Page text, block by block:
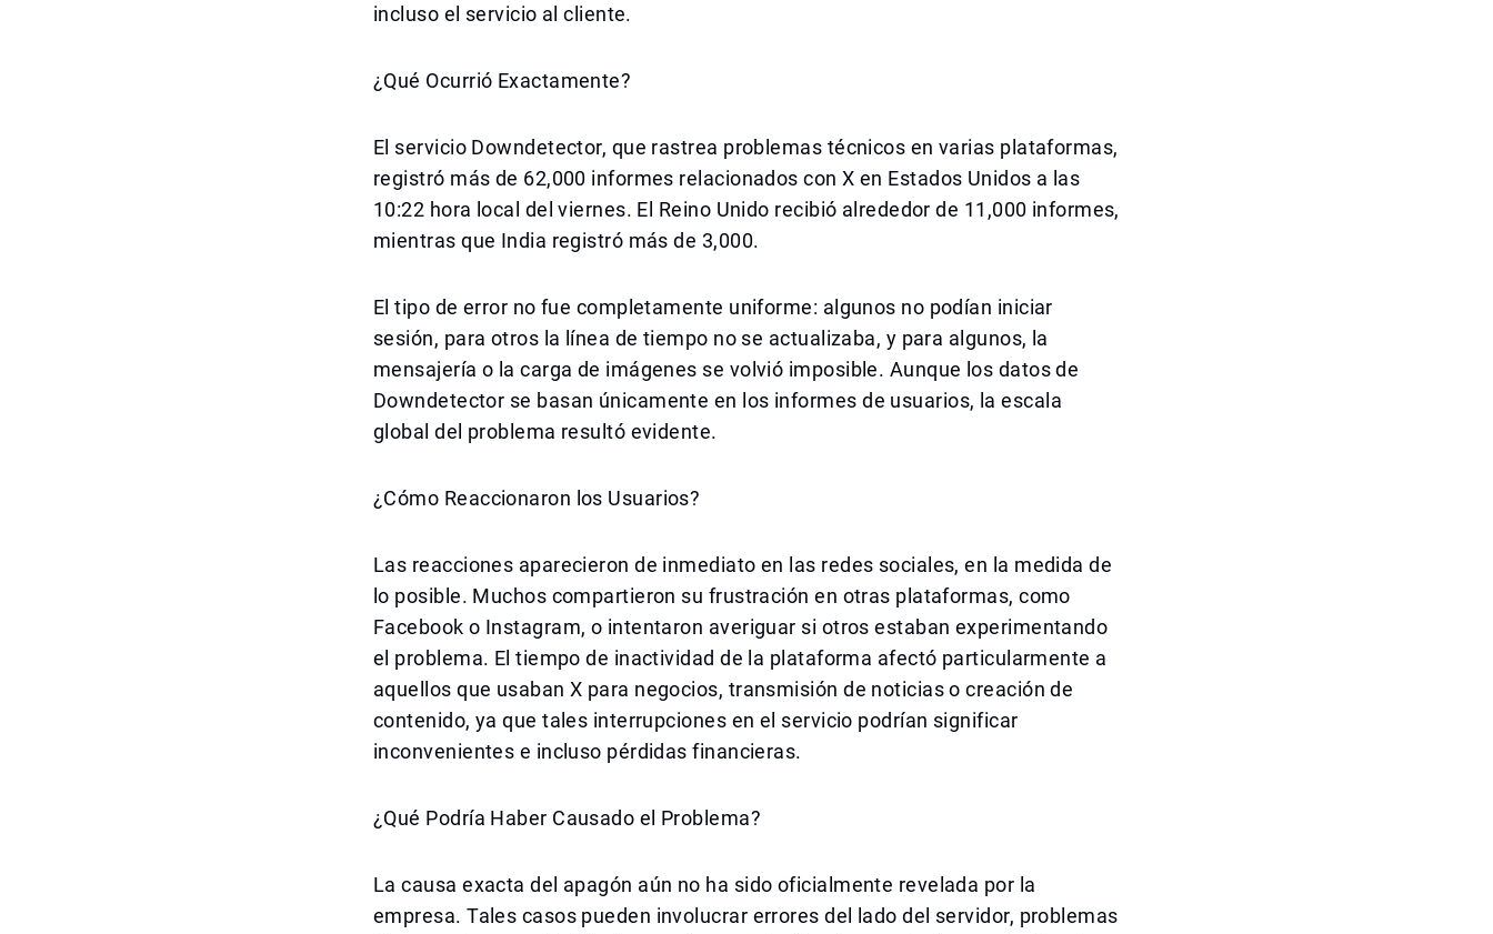
incluso el servicio al cliente.
¿Qué Ocurrió Exactamente?
El servicio Downdetector, que rastrea problemas técnicos en varias plataformas,
registró más de 62,000 informes relacionados con X en Estados Unidos a las
10:22 hora local del viernes. El Reino Unido recibió alrededor de 11,000 informes,
mientras que India registró más de 3,000.
El tipo de error no fue completamente uniforme: algunos no podían iniciar
sesión, para otros la línea de tiempo no se actualizaba, y para algunos, la
mensajería o la carga de imágenes se volvió imposible. Aunque los datos de
Downdetector se basan únicamente en los informes de usuarios, la escala
global del problema resultó evidente.
¿Cómo Reaccionaron los Usuarios?
Las reacciones aparecieron de inmediato en las redes sociales, en la medida de
lo posible. Muchos compartieron su frustración en otras plataformas, como
Facebook o Instagram, o intentaron averiguar si otros estaban experimentando
el problema. El tiempo de inactividad de la plataforma afectó particularmente a
aquellos que usaban X para negocios, transmisión de noticias o creación de
contenido, ya que tales interrupciones en el servicio podrían significar
inconvenientes e incluso pérdidas financieras.
¿Qué Podría Haber Causado el Problema?
La causa exacta del apagón aún no ha sido oficialmente revelada por la
empresa. Tales casos pueden involucrar errores del lado del servidor, problemas